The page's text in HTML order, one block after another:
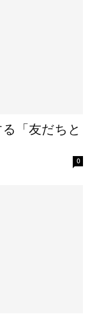
「友だちと
0